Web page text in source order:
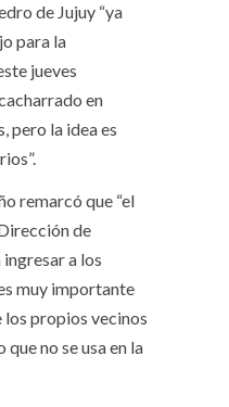
de Jujuy “ya
para la
jueves
en
pero la idea es
remarcó que “el
de
a los
muy importante
propios vecinos
no se usa en la